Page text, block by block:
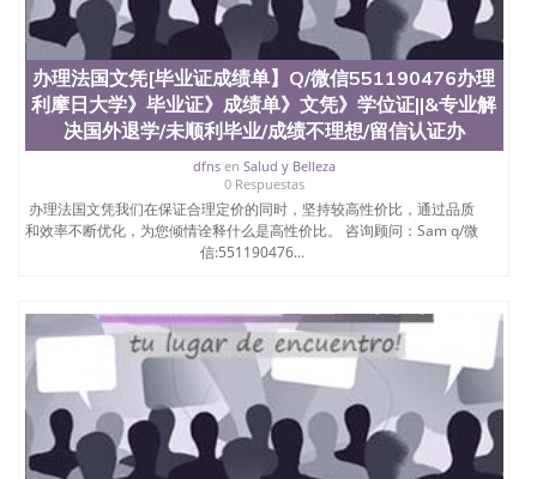
办理法国文凭[毕业证成绩单】Q/微信551190476办理
利摩日大学》毕业证》成绩单》文凭》学位证||&专业解
决国外退学/未顺利毕业/成绩不理想/留信认证办
dfnsen Salud y Belleza
0 Respuestas
办理法国文凭我们在保证合理定价的同时，坚持较高性价比，通过品质
和效率不断优化，为您倾情诠释什么是高性价比。 咨询顾问：Sam q/微
信:551190476...